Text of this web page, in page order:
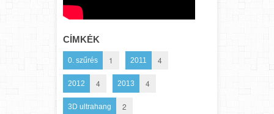
CÍMKÉK
0. szűrés 1 2011 4
2012 4 2013 4
3D ultrahang 2